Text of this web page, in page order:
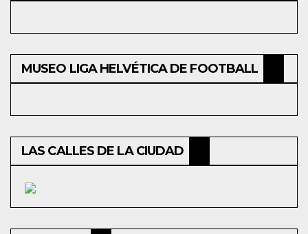
MUSEO LIGA HELVÉTICA DE FOOTBALL
LAS CALLES DE LA CIUDAD